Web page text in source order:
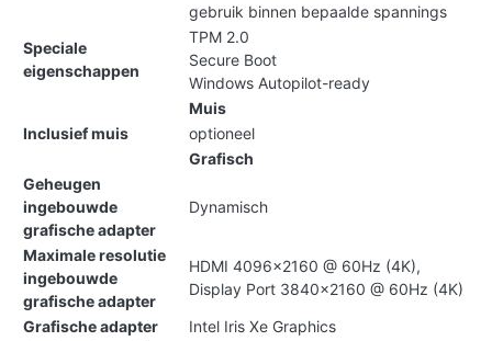
gebruik binnen bepaalde spannings
Speciale
eigenschappen
TPM 2.0
Secure Boot
Windows Autopilot-ready
Muis
Inclusief muis
optioneel
Grafisch
Geheugen
ingebouwde
grafische adapter
Dynamisch
Maximale resolutie
ingebouwde
grafische adapter
HDMI 4096x2160 @ 60Hz (4K),
Display Port 3840x2160 @ 60Hz (4K)
Grafische adapter
Intel Iris Xe Graphics